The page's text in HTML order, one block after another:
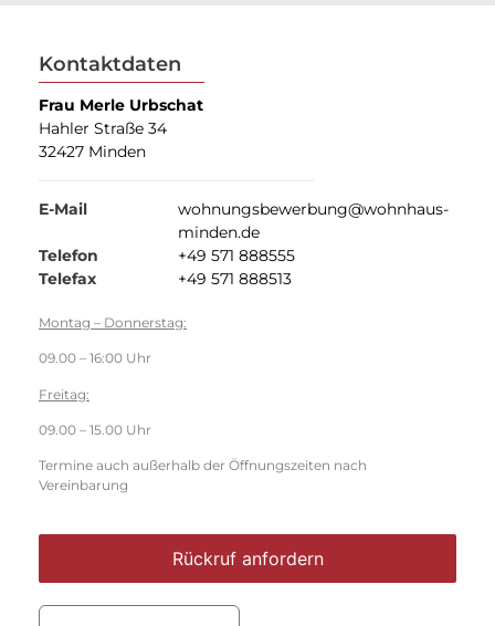
Kontaktdaten
Frau Merle Urbschat
Hahler Straße 34
32427 Minden
E-Mail
wohnungsbewerbung@wohnhaus-
minden.de
Telefon
+49 571 888555
Telefax
+49 571 888513
Montag – Donnerstag:
09.00 – 16:00 Uhr
Freitag:
09.00 – 15.00 Uhr
Termine auch außerhalb der Öffnungszeiten nach
Vereinbarung
Rückruf anfordern